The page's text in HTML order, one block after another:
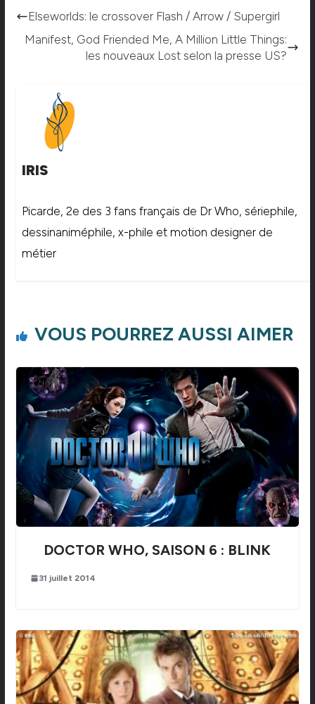
Elseworlds: le crossover Flash / Arrow / Supergirl
Manifest, God Friended Me, A Million Little Things:
les nouveaux Lost selon la presse US?
IRIS
Picarde, 2e des 3 fans français de Dr Who, sériephile,
dessinaniméphile, x-phile et motion designer de
métier
VOUS POURREZ AUSSI AIMER
DOCTOR WHO, SAISON 6 : BLINK
31 juillet 2014